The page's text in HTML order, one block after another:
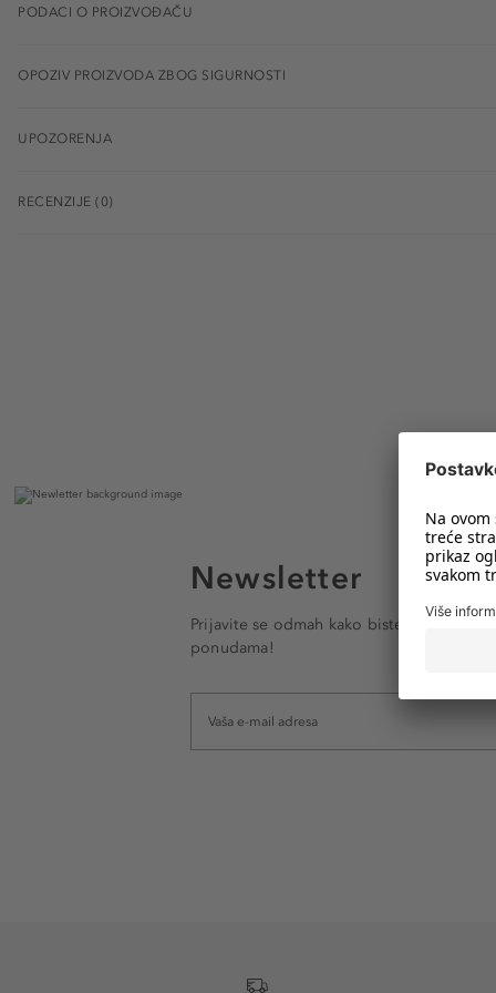
PODACI O PROIZVOĐAČU
OPOZIV PROIZVODA ZBOG SIGURNOSTI
UPOZORENJA
RECENZIJE (0)
Newsletter
Prijavite se odmah kako biste e-mailom
ponudama!